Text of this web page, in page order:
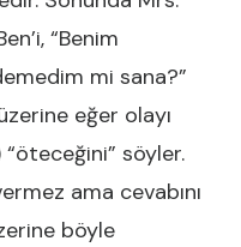
“Benim
mi sana?”
eğer olayı
söyler.
ama cevabını
böyle